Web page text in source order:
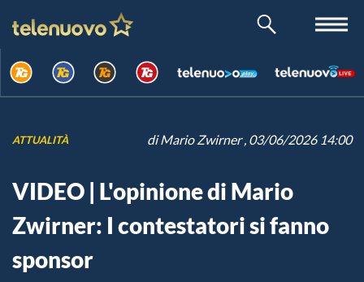
ATTUALITÀ diMario Zwirner, 03/06/2026 14:00
VIDEO | L'opinione di Mario
Zwirner: I contestatori si fanno
sponsor